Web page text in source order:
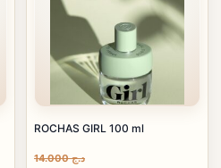
ROCHAS GIRL 100 ml
د.ج14.000